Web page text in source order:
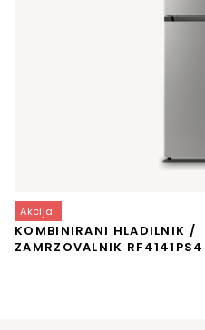
Akcija!
KOMBINIRANI HLADILNIK /
ZAMRZOVALNIK RF4141PS4